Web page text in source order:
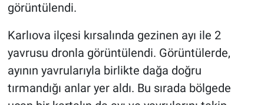
görüntülendi.
Karlıova ilçesi kırsalında gezinen ayı ile 2
yavrusu dronla görüntülendi. Görüntülerde,
ayının yavrularıyla birlikte dağa doğru
tırmandığı anlar yer aldı. Bu sırada bölgede